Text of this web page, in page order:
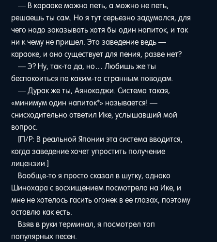
— В караоке можно петь, а можно не петь,
решаешь ты сам. Но я тут серьезно задумался, для
чего надо заказывать хотя бы один напиток, и так
ни к чему не пришел. Это заведение ведь —
караоке, и оно существует для пения, разве нет?
— Э? Ну, так-то да, но… Любишь же ты
беспокоиться по каким-то странным поводам.
— Дурак же ты, Аянокоджи. Система такая,
«минимум один напиток*» называется! —
снисходительно ответил Ике, услышавший мой
вопрос.
[П/Р: В реальной Японии эта система вводится,
когда заведение хочет упростить получение
лицензии.]
Вообще-то я просто сказал в шутку, однако
Шинохара с восхищением посмотрела на Ике, и
мне не хотелось гасить огонек в ее глазах, поэтому
оставлю как есть.
Взяв в руки терминал, я посмотрел топ
популярных песен.